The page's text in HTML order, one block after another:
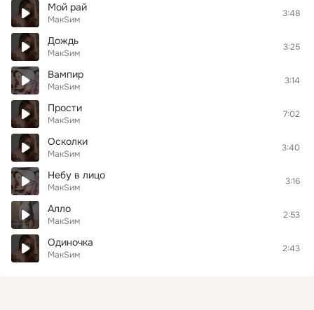
Мой рай
МакSим
3:48
Дождь
МакSим
3:25
Вампир
МакSим
3:14
Прости
МакSим
7:02
Осколки
МакSим
3:40
Небу в лицо
МакSим
3:16
Алло
МакSим
2:53
Одиночка
МакSим
2:43